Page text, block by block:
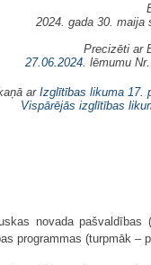
2024. gada 30. maija
Precizēti ar
27.06.2024. lēmumu
ar Izglītības likuma 17.
Vispārējās izglītības
novada pašvaldības
programmas (turpmāk –